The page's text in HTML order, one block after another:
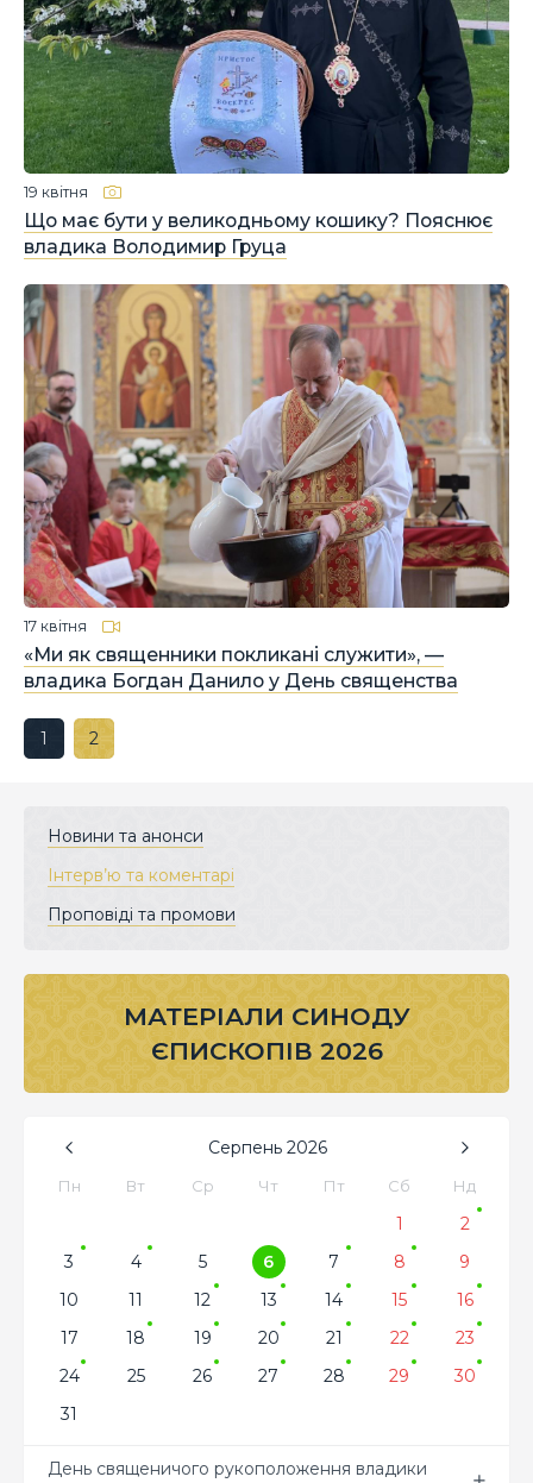
Що має бути у великодньому кошику? Пояснює
владика Володимир Груца
19 квітня
«Ми як священники покликані служити», —
владика Богдан Данило у День священства
17 квітня
1 2
Новини та анонси
Інтерв’ю та коментарі
Проповіді та промови
МАТЕРІАЛИ СИНОДУ
ЄПИСКОПІВ 2026
Серпень 2026
Пн Вт Ср Чт Пт Сб Нд
1
2
3
4 5 6 7 8
9
10
11 12 13 14 15
16
17
18 19 20 21 22
23
24
25 26 27 28 29
30
31
День священичого рукоположення владики